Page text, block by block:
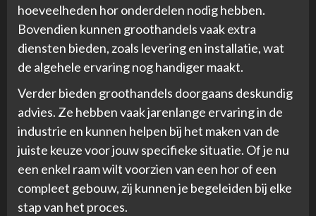
hoeveelheden hor onderdelen nodig hebben.
Bovendien kunnen groothandels vaak extra
diensten bieden, zoals levering en installatie, wat
de algehele ervaring nog handiger maakt.
Verder bieden groothandels doorgaans deskundig
advies. Ze hebben vaak jarenlange ervaring in de
industrie en kunnen helpen bij het maken van de
juiste keuze voor jouw specifieke situatie. Of je nu
een enkel raam wilt voorzien van een hor of een
compleet gebouw, zij kunnen je begeleiden bij elke
stap van het proces.